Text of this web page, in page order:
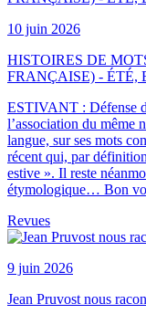
10 juin 2026
HISTOIRES DE
FRANÇAISE) - ÉTÉ,
ESTIVANT : Défense
l’association du même
langue, sur ses mots
récent qui, par
estive ». Il reste
étymologique… Bon
Revues
9 juin 2026
Jean Pruvost nous